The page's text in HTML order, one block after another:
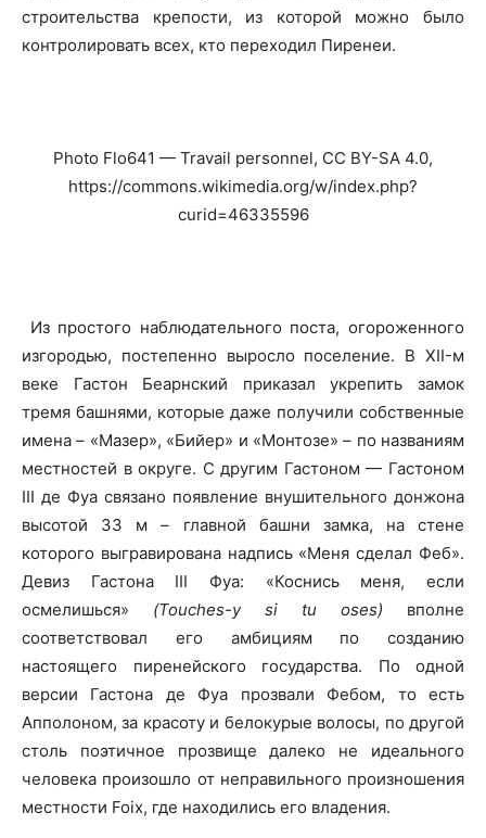
строительства крепости, из которой можно было
контролировать всех, кто переходил Пиренеи.
Photo Flo641 — Travail personnel, CC BY-SA 4.0,
https://commons.wikimedia.org/w/index.php?
curid=46335596
Из простого наблюдательного поста, огороженного
изгородью, постепенно выросло поселение. В XII-м
веке Гастон Беарнский приказал укрепить замок
тремя башнями, которые даже получили собственные
имена – «Мазер», «Бийер» и «Монтозе» – по названиям
местностей в округе. С другим Гастоном — Гастоном
III де Фуа связано появление внушительного донжона
высотой 33 м – главной башни замка, на стене
которого выгравирована надпись «Меня сделал Феб».
Девиз Гастона III Фуа: «Коснись меня, если
осмелишься» (Touches-y si tu oses) вполне
соответствовал его амбициям по созданию
настоящего пиренейского государства. По одной
версии Гастона де Фуа прозвали Фебом, то есть
Апполоном, за красоту и белокурые волосы, по другой
столь поэтичное прозвище далеко не идеального
человека произошло от неправильного произношения
местности Foix, где находились его владения.